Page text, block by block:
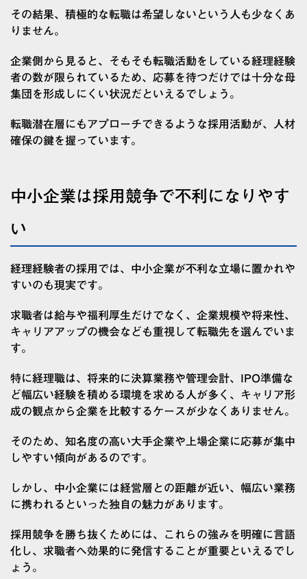
その結果、積極的な転職は希望しないという人も少なくあ
りません。
企業側から見ると、そもそも転職活動をしている経理経験
者の数が限られているため、応募を待つだけでは十分な母
集団を形成しにくい状況だといえるでしょう。
転職潜在層にもアプローチできるような採用活動が、人材
確保の鍵を握っています。
中小企業は採用競争で不利になりやす
い
経理経験者の採用では、中小企業が不利な立場に置かれや
すいのも現実です。
求職者は給与や福利厚生だけでなく、企業規模や将来性、
キャリアアップの機会なども重視して転職先を選んでいま
す。
特に経理職は、将来的に決算業務や管理会計、IPO準備な
ど幅広い経験を積める環境を求める人が多く、キャリア形
成の観点から企業を比較するケースが少なくありません。
そのため、知名度の高い大手企業や上場企業に応募が集中
しやすい傾向があるのです。
しかし、中小企業には経営層との距離が近い、幅広い業務
に携われるといった独自の魅力があります。
採用競争を勝ち抜くためには、これらの強みを明確に言語
化し、求職者へ効果的に発信することが重要といえるでし
ょう。